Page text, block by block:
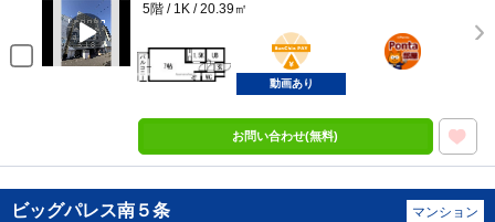
5階 / 1K / 20.39㎡
BunChinPAY
ポンタ
部屋
動画あり
お問い合わせ(無料)
ビッグパレス南５条 マンション